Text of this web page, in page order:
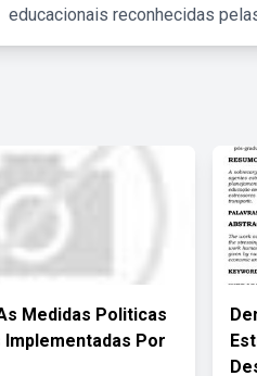
educacionais reconhecidas
Medidas Politicas
Implementadas Por